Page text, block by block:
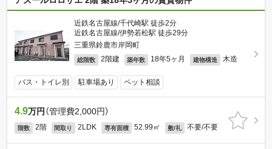
近鉄名古屋線/千代崎駅 徒歩2分
近鉄名古屋線/伊勢若松駅 徒歩29分
三重県鈴鹿市岸岡町
総階数 2階建 築年数 18年5ヶ月 建物構造 木造
バス・トイレ別 駐車場あり ペット相談
4.9万円 （管理費2,000円）
階数 2階 間取り 2LDK 専有面積 52.99㎡ 敷/礼 不要/不要